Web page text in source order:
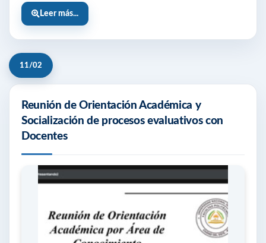
Leer más...
11/02
Reunión de Orientación Académica y
Socialización de procesos evaluativos con
Docentes